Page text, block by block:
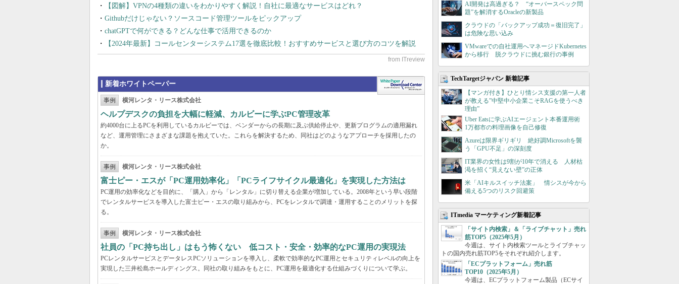
【図解】VPNの4種類の違いをわかりやすく解説！自社に最適なサービスはどれ？
Githubだけじゃない？ソースコード管理ツールをピックアップ
chatGPTで何ができる？どんな仕事で活用できるのか
【2024年最新】コールセンターシステム17選を徹底比較！おすすめサービスと選び方のコツを解説
新着ホワイトペーパー
事例 横河レンタ・リース株式会社
ヘルプデスクの負担を大幅に軽減、カルビーに学ぶPC管理改革
約4000台に上るPCを利用しているカルビーでは、ベンダーからの長期に及ぶ供給停止や、更新プログラムの適用漏れ
など、運用管理にさまざまな課題を抱えていた。これらを解決するため、同社はどのようなアプローチを採用したの
か。
事例 横河レンタ・リース株式会社
富士ピー・エスが「PC運用効率化」「PCライフサイクル最適化」を実現した方法は
PC運用の効率化などを目的に、「購入」から「レンタル」に切り替える企業が増加している。2008年という早い段階
でレンタルサービスを導入した富士ピー・エスの取り組みから、PCをレンタルで調達・運用することのメリットを探
る。
事例 横河レンタ・リース株式会社
社員の「PC持ち出し」はもう怖くない 低コスト・安全・効率的なPC運用の実現法
PCレンタルサービスとデータレスPCソリューションを導入し、柔軟で効率的なPC運用とセキュリティレベルの向上を
実現した三井松島ホールディングス。同社の取り組みをもとに、PC運用を最適化する仕組みづくりについて学ぶ。
AI開発は高過ぎる？ “オーバースペック問
題”を解消するOracleの新製品
クラウドの「バックアップ成功＝復旧完了」
は危険な思い込み
VMwareでの自社運用へマネージドKubernetes
から移行 脱クラウドに挑む銀行の事例
TechTargetジャパン 新着記事
【マンガ付き】ひとり情シス支援の第一人者
が教える”中堅中小企業こそRAGを使うべき
理由”
Uber Eatsに学ぶAIエージェント本番運用術
1万都市の料理画像を自己修復
Azureは限界ギリギリ 絶好調Microsoftを襲
う「GPU不足」の深刻度
IT業界の女性は9割が10年で消える 人材枯
渇を招く“見えない壁”の正体
米「AIキルスイッチ法案」 情シスが今から
備える5つのリスク回避策
ITmedia マーケティング新着記事
「サイト内検索」＆「ライブチャット」売れ
筋TOP5（2025年5月）
今週は、サイト内検索ツールとライブチャッ
トの国内売れ筋TOP5をそれぞれ紹介します。
「ECプラットフォーム」売れ筋
TOP10（2025年5月）
今週は、ECプラットフォーム製品（ECサイ